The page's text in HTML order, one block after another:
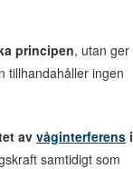
principen, utan ger
tillhandahåller ingen
av våginterferens i
samtidigt som